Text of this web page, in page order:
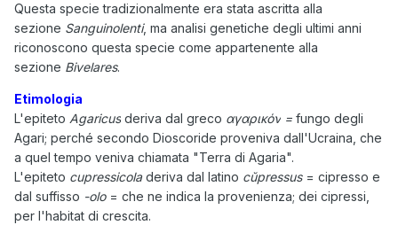
Questa specie tradizionalmente era stata ascritta alla
sezione Sanguinolenti, ma analisi genetiche degli ultimi anni
riconoscono questa specie come appartenente alla
sezione Bivelares.
Etimologia
L'epiteto Agaricus deriva dal greco αγαρικόν = fungo degli
Agari; perché secondo Dioscoride proveniva dall'Ucraina, che
a quel tempo veniva chiamata "Terra di Agaria".
L'epiteto cupressicola deriva dal latino cŭpressus = cipresso e
dal suffisso -olo= che ne indica la provenienza; dei cipressi,
per l'habitat di crescita.